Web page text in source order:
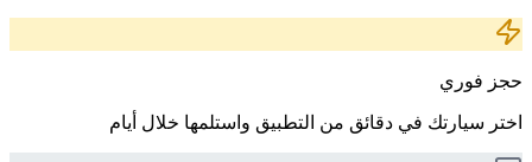
حجز فوري
اختر سيارتك في دقائق من التطبيق واستلمها خلال أيام